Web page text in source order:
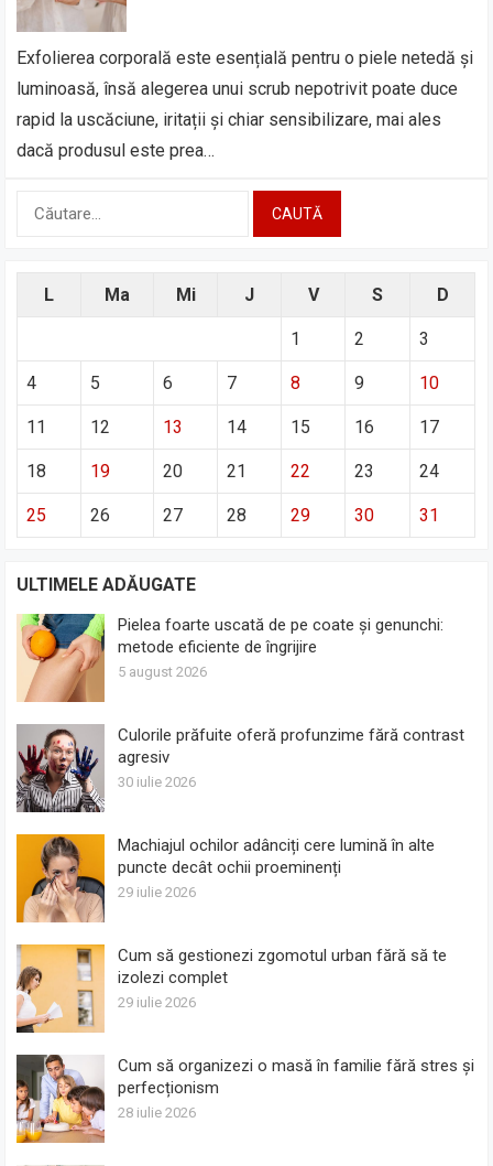
Exfolierea corporală este esențială pentru o piele netedă și
luminoasă, însă alegerea unui scrub nepotrivit poate duce
rapid la uscăciune, iritații și chiar sensibilizare, mai ales
dacă produsul este prea…
Caută
L Ma Mi J V S D
1 2 3
4 5 6 7 8 9 10
11 12 13 14 15 16 17
18 19 20 21 22 23 24
25 26 27 28 29 30 31
ULTIMELE ADĂUGATE
Pielea foarte uscată de pe coate și genunchi:
metode eficiente de îngrijire
5 august 2026
Culorile prăfuite oferă profunzime fără contrast
agresiv
30 iulie 2026
Machiajul ochilor adânciți cere lumină în alte
puncte decât ochii proeminenți
29 iulie 2026
Cum să gestionezi zgomotul urban fără să te
izolezi complet
29 iulie 2026
Cum să organizezi o masă în familie fără stres și
perfecționism
28 iulie 2026